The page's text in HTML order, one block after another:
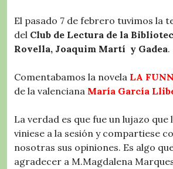
El pasado 7 de febrero tuvimos la
del Club de Lectura de la
Rovella, Joaquim Martí y Gadea.
Comentabamos la novela LA
de la valenciana María García
La verdad es que fue un lujazo
viniese a la sesión y compartiese
nosotras sus opiniones. Es algo
agradecer a M.Magdalena